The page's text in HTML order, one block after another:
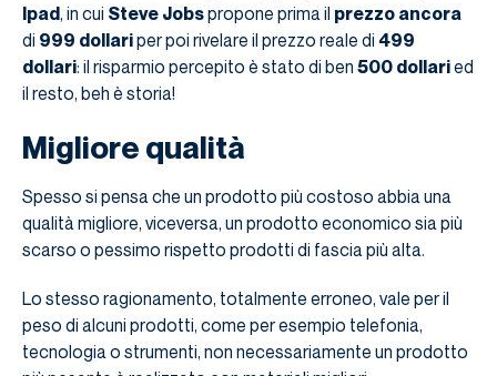
Ipad, in cui Steve Jobspropone prima il prezzo ancora
di 999 dollariper poi rivelare il prezzo reale di 499
dollari: il risparmio percepito è stato di ben 500 dollaried
il resto, beh è storia!
Migliore qualità
Spesso si pensa che un prodotto più costoso abbia una
qualità migliore, viceversa, un prodotto economico sia più
scarso o pessimo rispetto prodotti di fascia più alta.
Lo stesso ragionamento, totalmente erroneo, vale per il
peso di alcuni prodotti, come per esempio telefonia,
tecnologia o strumenti, non necessariamente un prodotto